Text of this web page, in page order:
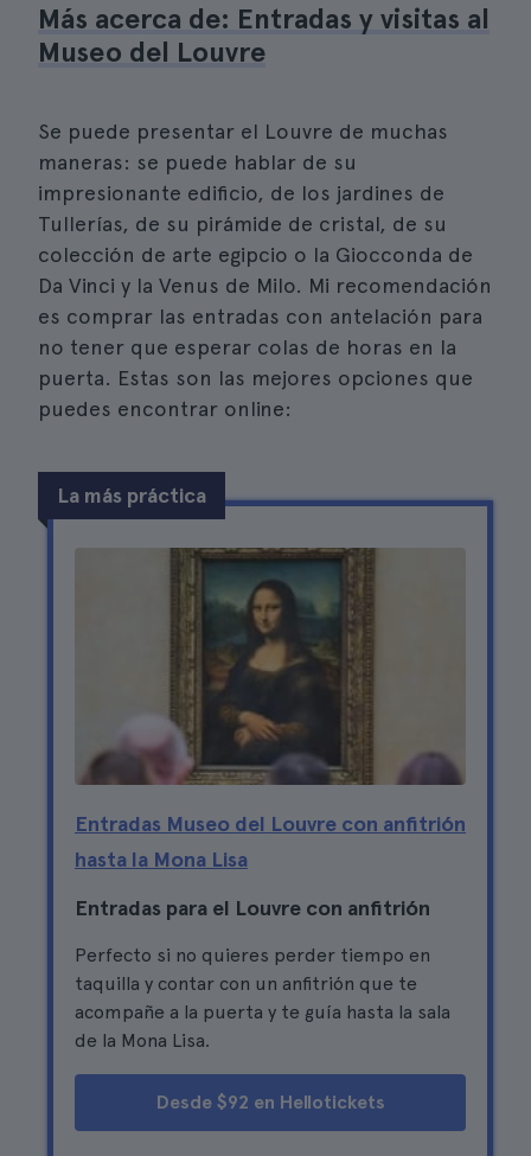
Más acerca de: Entradas y visitas al
Museo del Louvre
Se puede presentar el Louvre de muchas
maneras: se puede hablar de su
impresionante edificio, de los jardines de
Tullerías, de su pirámide de cristal, de su
colección de arte egipcio o la Giocconda de
Da Vinci y la Venus de Milo. Mi recomendación
es comprar las entradas con antelación para
no tener que esperar colas de horas en la
puerta. Estas son las mejores opciones que
puedes encontrar online:
La más práctica
Entradas Museo del Louvre con anfitrión
hasta la Mona Lisa
Entradas para el Louvre con anfitrión
Perfecto si no quieres perder tiempo en
taquilla y contar con un anfitrión que te
acompañe a la puerta y te guía hasta la sala
de la Mona Lisa.
Desde $92 en Hellotickets